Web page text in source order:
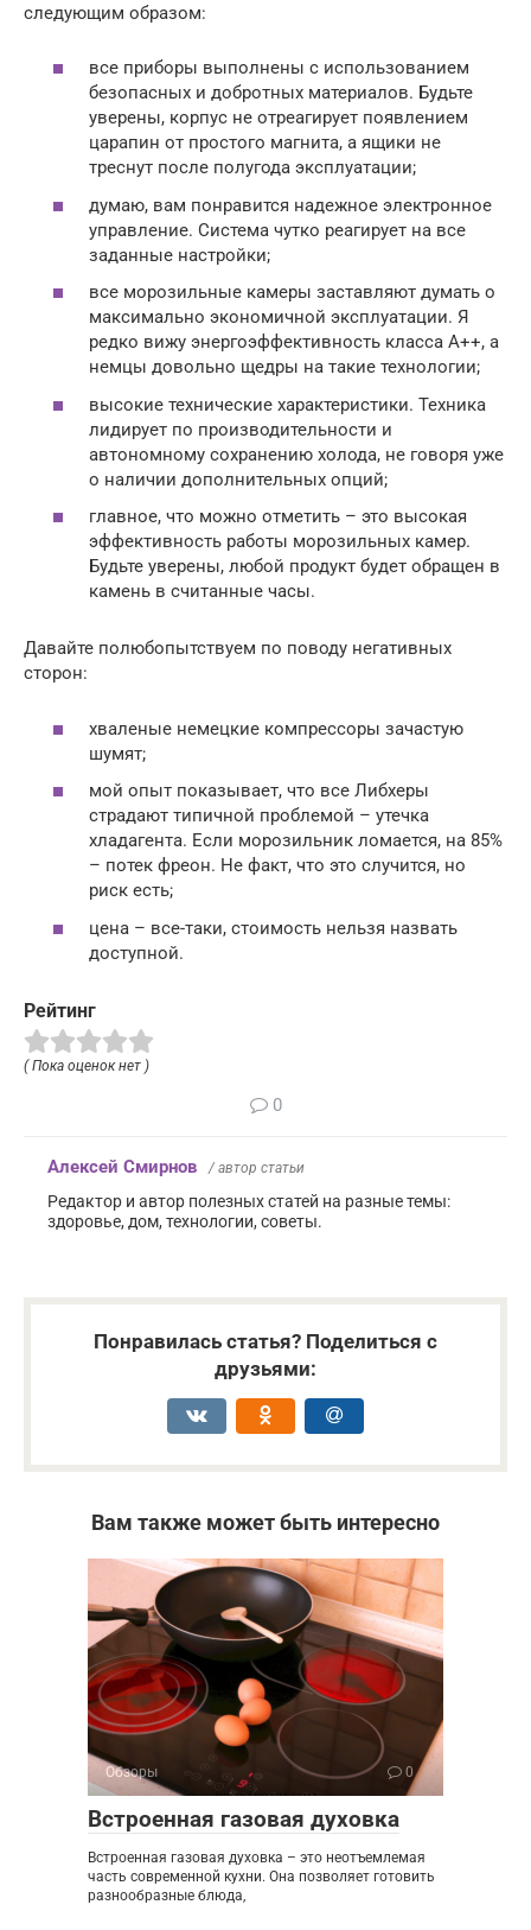
следующим образом:
все приборы выполнены с использованием
безопасных и добротных материалов. Будьте
уверены, корпус не отреагирует появлением
царапин от простого магнита, а ящики не
треснут после полугода эксплуатации;
думаю, вам понравится надежное электронное
управление. Система чутко реагирует на все
заданные настройки;
все морозильные камеры заставляют думать о
максимально экономичной эксплуатации. Я
редко вижу энергоэффективность класса А++, а
немцы довольно щедры на такие технологии;
высокие технические характеристики. Техника
лидирует по производительности и
автономному сохранению холода, не говоря уже
о наличии дополнительных опций;
главное, что можно отметить – это высокая
эффективность работы морозильных камер.
Будьте уверены, любой продукт будет обращен в
камень в считанные часы.
Давайте полюбопытствуем по поводу негативных
сторон:
хваленые немецкие компрессоры зачастую
шумят;
мой опыт показывает, что все Либхеры
страдают типичной проблемой – утечка
хладагента. Если морозильник ломается, на 85%
– потек фреон. Не факт, что это случится, но
риск есть;
цена – все-таки, стоимость нельзя назвать
доступной.
Рейтинг
( Пока оценок нет )
0
Алексей Смирнов / автор статьи
Редактор и автор полезных статей на разные темы:
здоровье, дом, технологии, советы.
Понравилась статья? Поделиться с
друзьями:
Вам также может быть интересно
Обзоры 0
Встроенная газовая духовка
Встроенная газовая духовка – это неотъемлемая
часть современной кухни. Она позволяет готовить
разнообразные блюда,